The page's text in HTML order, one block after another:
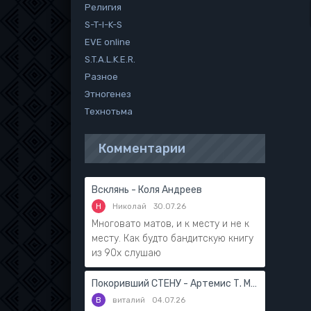
Религия
S-T-I-K-S
EVE online
S.T.A.L.K.E.R.
Разное
Этногенез
Технотьма
Комментарии
Всклянь - Коля Андреев
Н Николай 30.07.26
Многовато матов, и к месту и не к
месту. Как будто бандитскую книгу
из 90х слушаю
Покоривший СТЕНУ - Артемис Т. Мантикор
В виталий 04.07.26